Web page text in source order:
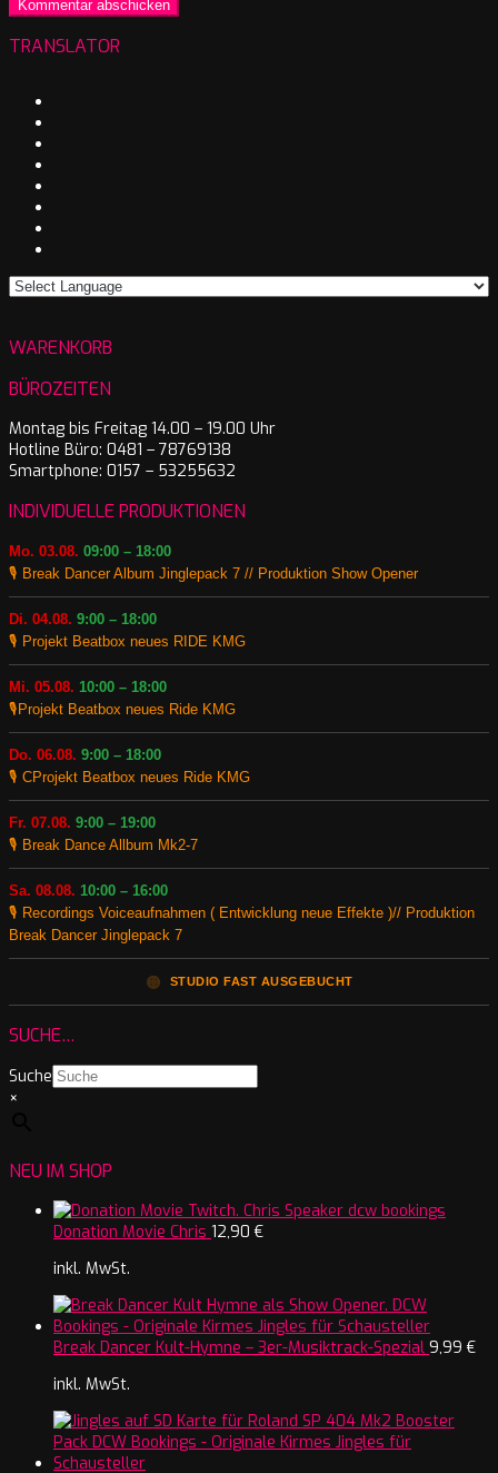
TRANSLATOR
WARENKORB
BÜROZEITEN
Montag bis Freitag 14.00 – 19.00 Uhr
Hotline Büro: 0481 – 78769138
Smartphone: 0157 – 53255632
INDIVIDUELLE PRODUKTIONEN
Mo. 03.08. 09:00 – 18:00
🎙️ Break Dancer Album Jinglepack 7 // Produktion Show Opener
Di. 04.08. 9:00 – 18:00
🎙️ Projekt Beatbox neues RIDE KMG
Mi. 05.08. 10:00 – 18:00
🎙️Projekt Beatbox neues Ride KMG
Do. 06.08. 9:00 – 18:00
🎙️ CProjekt Beatbox neues Ride KMG
Fr. 07.08. 9:00 – 19:00
🎙️ Break Dance Allbum Mk2-7
Sa. 08.08. 10:00 – 16:00
🎙️ Recordings Voiceaufnahmen ( Entwicklung neue Effekte )// Produktion
Break Dancer Jinglepack 7
🟠 STUDIO FAST AUSGEBUCHT
SUCHE…
Suche
×
NEU IM SHOP
Donation Movie Chris 12,90 €
inkl. MwSt.
Break Dancer Kult-Hymne – 3er-Musiktrack-Spezial 9,99 €
inkl. MwSt.